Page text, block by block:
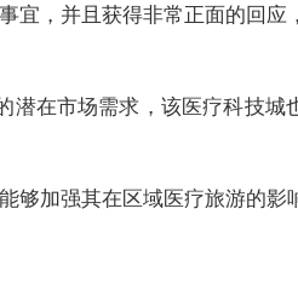
宜，并且获得非常正面的回
潜在市场需求，该医疗科技城
够加强其在区域医疗旅游的